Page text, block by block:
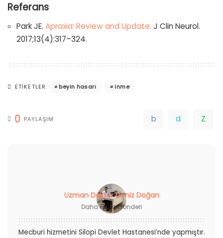
Referans
Park JE. Apraxia: Review and Update. J Clin Neurol.
2017;13(4):317–324.
ETIKETLER: beyin hasarı inme
0 PAYLAŞIM
Uzman Doktor Deniz Doğan
Daha Fazla Gönderi
Mecburi hizmetini Silopi Devlet Hastanesi’nde yapmıştır.